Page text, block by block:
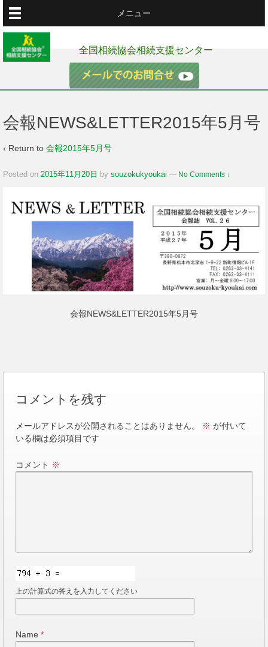
メニュー
全国相続協会相続支援センター
会報NEWS&LETTER2015年5月号
‹ Return to 会報2015年5月号
Posted on 2015年11月20日 by souzokukyoukai — No Comments ↓
会報NEWS&LETTER2015年5月号
コメントを残す
メールアドレスが公開されることはありません。 ※ が付いて
いる欄は必須項目です
コメント ※
上の計算式の答えを入力してください
Name *